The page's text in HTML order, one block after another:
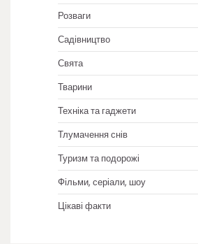
Розваги
Садівництво
Свята
Тварини
Техніка та гаджети
Тлумачення снів
Туризм та подорожі
Фільми, серіали, шоу
Цікаві факти